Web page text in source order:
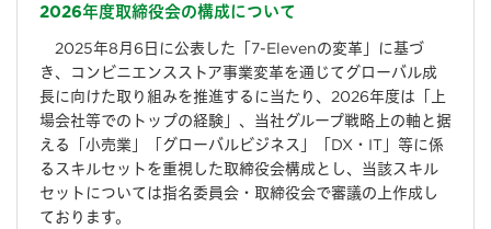
2026年度取締役会の構成について
2025年8月6日に公表した「7-Elevenの変革」に基づ
き、コンビニエンスストア事業変革を通じてグローバル成
長に向けた取り組みを推進するに当たり、2026年度は「上
場会社等でのトップの経験」、当社グループ戦略上の軸と据
える「小売業」「グローバルビジネス」「DX・IT」等に係
るスキルセットを重視した取締役会構成とし、当該スキル
セットについては指名委員会・取締役会で審議の上作成し
ております。